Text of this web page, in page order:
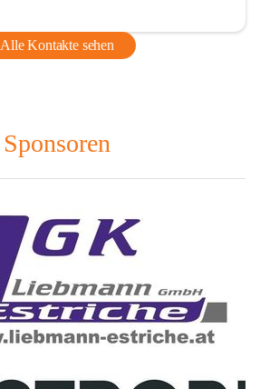
Alle Kontakte sehen
Sponsoren